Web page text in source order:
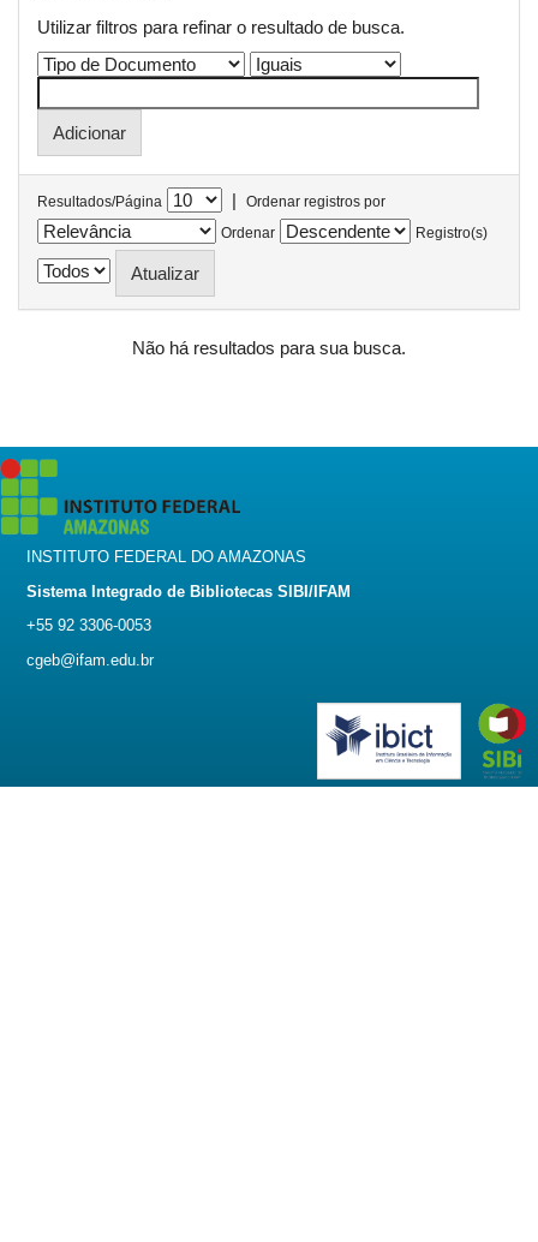
Utilizar filtros para refinar o resultado de busca.
Resultados/Página |
Ordenar registros por
Ordenar
Registro(s)
Não há resultados para sua busca.
INSTITUTO FEDERAL DO AMAZONAS
Sistema Integrado de Bibliotecas SIBI/IFAM
+55 92 3306-0053
cgeb@ifam.edu.br